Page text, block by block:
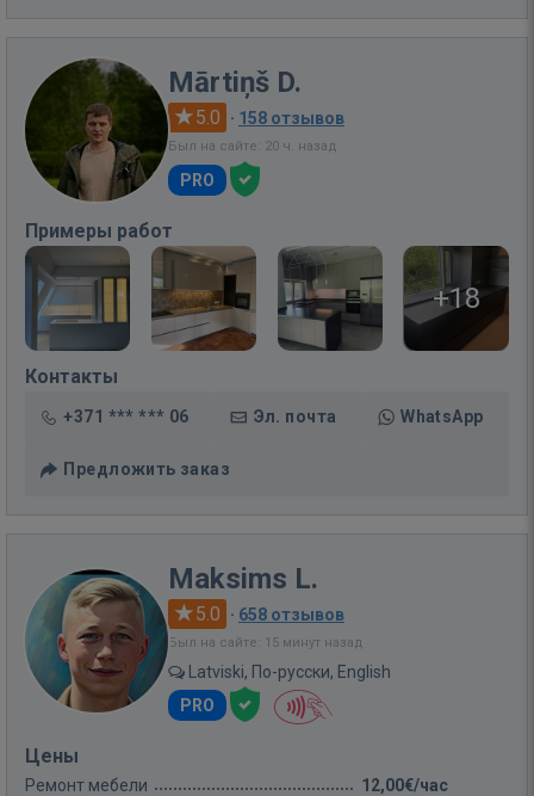
Mārtiņš D.
5.0 · 158 отзывов
Был на сайте: 20 ч. назад
PRO
Примеры работ
+18
Контакты
+371 *** *** 06 Эл. почта WhatsApp
Предложить заказ
Maksims L.
5.0 · 658 отзывов
Был на сайте: 15 минут назад
Latviski, По-русски, English
PRO
Цены
Ремонт мебели 12,00€/час